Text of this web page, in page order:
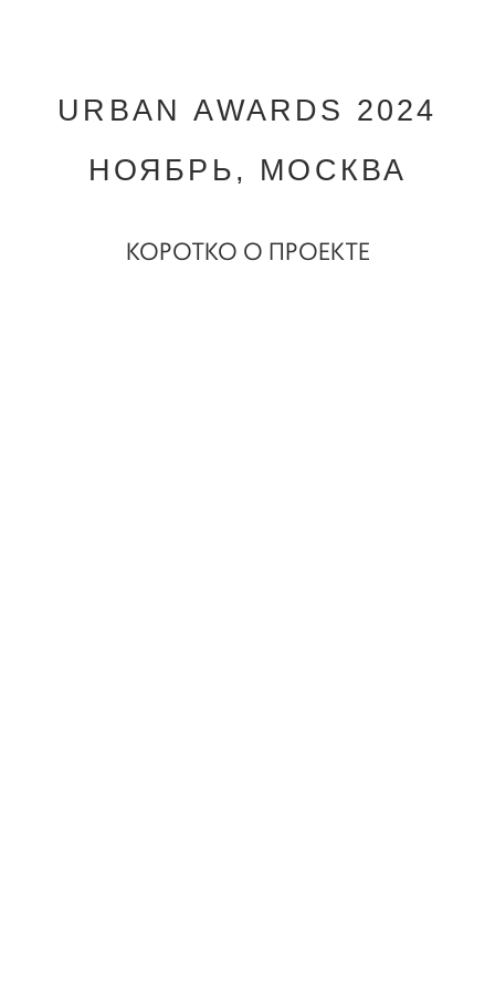
URBAN AWARDS 2024
НОЯБРЬ, МОСКВА
КОРОТКО О ПРОЕКТЕ